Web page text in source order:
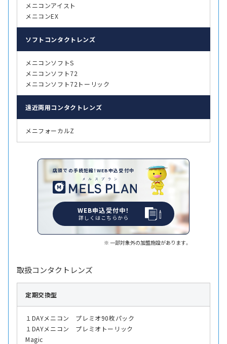
メニコンアイスト
メニコンEX
ソフト コンタクトレンズ
メニコンソフトS
メニコンソフト72
メニコンソフト72トーリック
遠近両用コンタクトレンズ
メニフォーカルZ
店頭での手続短縮！WEB申込受付中
WEB申込受付中！
詳しくはこちらから
一部対象外の加盟施設があります。
取扱コンタクトレンズ
定期交換型
１DAYメニコン プレミオ90枚パック
１DAYメニコン プレミオトーリック
Magic